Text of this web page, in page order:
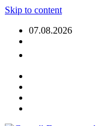
Skip to content
07.08.2026